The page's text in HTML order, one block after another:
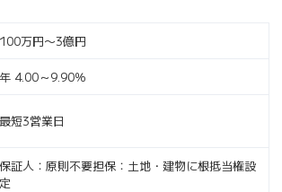
100万円〜3億円
年 4.00～9.90％
最短3営業日
保証人：原則不要担保：土地・建物に根抵当権設
定